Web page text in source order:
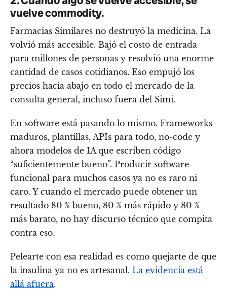
vuelve commodity.
Farmacias Similares no destruyó la medicina. La
volvió más accesible. Bajó el costo de entrada
para millones de personas y resolvió una enorme
cantidad de casos cotidianos. Eso empujó los
precios hacia abajo en todo el mercado de la
consulta general, incluso fuera del Simi.
En software está pasando lo mismo. Frameworks
maduros, plantillas, APIs para todo, no-code y
ahora modelos de IA que escriben código
“suficientemente bueno”. Producir software
funcional para muchos casos ya no es raro ni
caro. Y cuando el mercado puede obtener un
resultado 80 % bueno, 80 % más rápido y 80 %
más barato, no hay discurso técnico que compita
contra eso.
Pelearte con esa realidad es como quejarte de que
la insulina ya no es artesanal. La evidencia está
allá afuera.